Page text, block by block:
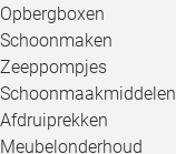
Opbergboxen
Schoonmaken
Zeeppompjes
Schoonmaakmiddelen
Afdruiprekken
Meubelonderhoud